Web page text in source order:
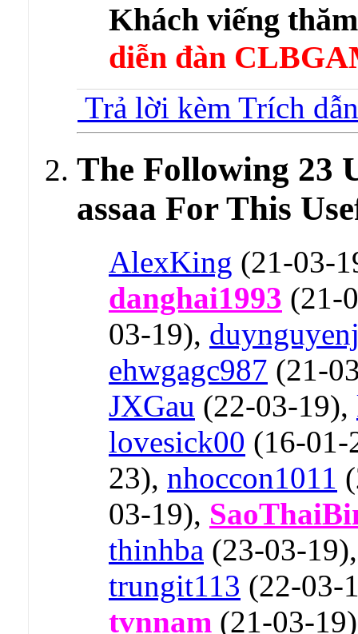
Khách viếng
diễn đàn
Trả lời kèm Trích dẫn
The Following 23
assaa For This
AlexKing (21-03-
danghai1993 (21-
03-19),
ehwgagc987 (21-
JXGau (22-03-19),
lovesick00 (16-
23), nhoccon1011
03-19),
thinhba (23-03-
trungit113 (22-03-
tvnnam (21-03-